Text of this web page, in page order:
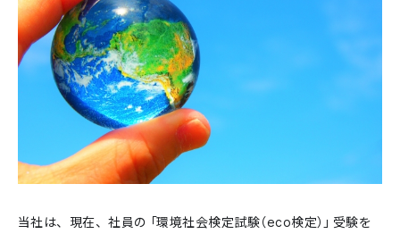
当社は、現在、社員の「環境社会検定試験（eco検定）」受験を